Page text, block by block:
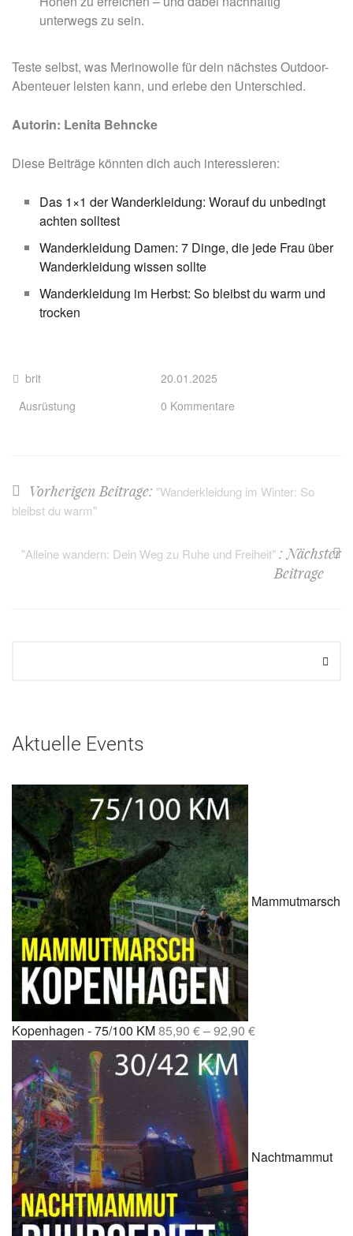
unterwegs zu sein.
Teste selbst, was Merinowolle für dein nächstes Outdoor-
Abenteuer leisten kann, und erlebe den Unterschied.
Autorin: Lenita Behncke
Diese Beiträge könnten dich auch interessieren:
Das 1×1 der Wanderkleidung: Worauf du unbedingt
achten solltest
Wanderkleidung Damen: 7 Dinge, die jede Frau über
Wanderkleidung wissen sollte
Wanderkleidung im Herbst: So bleibst du warm und
trocken
brit
Ausrüstung
20.01.2025
0 Kommentare
Vorherigen Beitrage: "Wanderkleidung im Winter: So
bleibst du warm"
"Alleine wandern: Dein Weg zu Ruhe und Freiheit": Nächster
Beitrage
Aktuelle Events
Mammutmarsch
Kopenhagen - 75/100 KM85,90 €–92,90 €
Nachtmammut